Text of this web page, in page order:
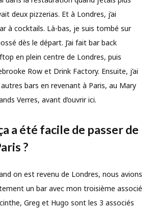
deux pizzerias. Et à Londres, j’ai
à cocktails. Là-bas, je suis tombé sur
dès le départ. J’ai fait bar back
en plein centre de Londres, puis
Row et Drink Factory. Ensuite, j’ai
bars en revenant à Paris, au Mary
Verres, avant d’ouvrir ici.
a été facile de passer de
?
on est revenu de Londres, nous avions
un bar avec mon troisième associé
Greg et Hugo sont les 3 associés